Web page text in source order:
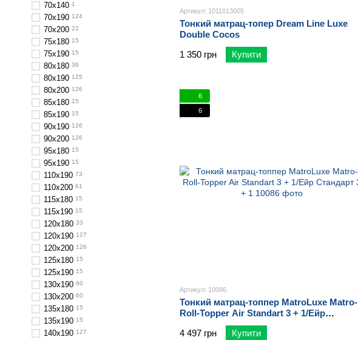
Артикул: 1011013005
Тонкий матрац-топер Dream Line Luxe
Double Cocos
1 350 грн
Купити
6
6
Артикул: 10086
Тонкий матрац-топпер MatroLuxe Matro-
Roll-Topper Air Standart 3 + 1/Ейр
Стандарт 3 + 1
4 497 грн
Купити
70х140 1
70х190 124
70х200 22
75х180 15
75х190 15
80х180 36
80х190 125
80х200 126
85х180 15
85х190 15
90х190 126
90х200 126
95х180 15
95х190 15
110х190 73
110х200 61
115х180 15
115х190 15
120х180 33
120х190 127
120х200 126
125х180 15
125х190 15
130х190 60
130х200 60
135х180 15
135х190 15
140х190 127